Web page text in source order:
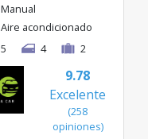
Manual
Aire acondicionado
5
4 2
9.78
Excelente
(258
opiniones)